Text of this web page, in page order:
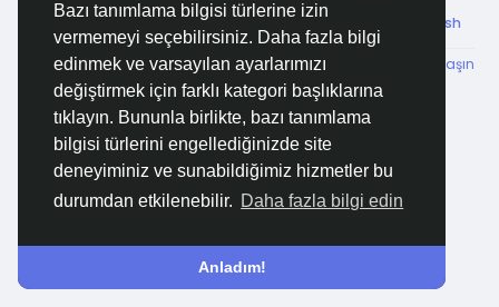
Bazı tanımlama bilgisi türlerine izin
vermemeyi seçebilirsiniz. Daha fazla bilgi
edinmek ve varsayılan ayarlarımızı
değiştirmek için farklı kategori başlıklarına
tıklayın. Bununla birlikte, bazı tanımlama
bilgisi türlerini engellediğinizde site
deneyiminiz ve sunabildiğimiz hizmetler bu
durumdan etkilenebilir. Daha fazla bilgi edin
Anladım!
© 2026 Özelim Turkish
Hakkımızda Koşullar KVKK HSVTP
Bize Ulaşın
Destek Merkezi